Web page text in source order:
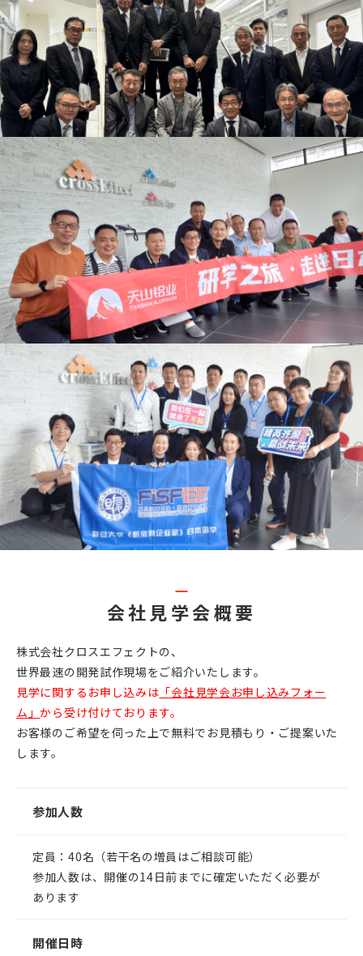
会社見学会概要
株式会社クロスエフェクトの、
世界最速の開発試作現場をご紹介いたします。
見学に関するお申し込みは 「会社見学会お申し込みフォー
ム」から受け付けております。
お客様のご希望を伺った上で無料でお見積もり・ご提案いた
します。
参加人数
定員：40名（若干名の増員はご相談可能）
参加人数は、開催の14日前までに確定いただく必要が
あります
開催日時